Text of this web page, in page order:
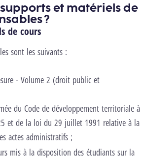
supports et matériels de
?
de cours
sont les suivants :
- Volume 2 (droit public et
du Code de développement territoriale à
et de la loi du 29 juillet 1991 relative à la
actes administratifs ;
mis à la disposition des étudiants sur la